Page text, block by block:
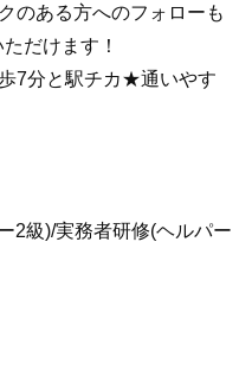
のある方へのフォローも
だけます！
7分と駅チカ★通いやす
2級)/実務者研修(ヘルパー